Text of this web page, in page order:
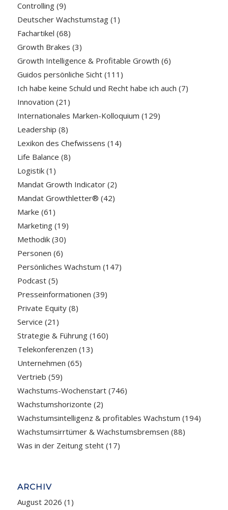
Controlling(9)
Deutscher Wachstumstag(1)
Fachartikel (68)
Growth Brakes (3)
Growth Intelligence & Profitable Growth (6)
Guidos persönliche Sicht(111)
Ich habe keine Schuld und Recht habe ich auch (7)
Innovation (21)
Internationales Marken-Kolloquium (129)
Leadership (8)
Lexikon des Chefwissens (14)
Life Balance (8)
Logistik(1)
Mandat Growth Indicator(2)
Mandat Growthletter® (42)
Marke (61)
Marketing(19)
Methodik(30)
Personen (6)
Persönliches Wachstum (147)
Podcast(5)
Presseinformationen (39)
Private Equity(8)
Service (21)
Strategie & Führung(160)
Telekonferenzen (13)
Unternehmen (65)
Vertrieb (59)
Wachstums-Wochenstart(746)
Wachstumshorizonte (2)
Wachstumsintelligenz & profitables Wachstum (194)
Wachstumsirrtümer & Wachstumsbremsen (88)
Was in der Zeitung steht(17)
ARCHIV
August 2026 (1)